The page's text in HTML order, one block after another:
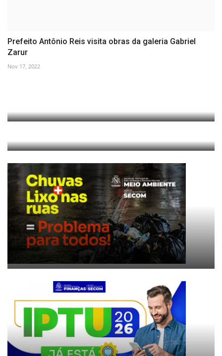
Prefeito Antônio Reis visita obras da galeria Gabriel
Zarur
Nov 17, 2022